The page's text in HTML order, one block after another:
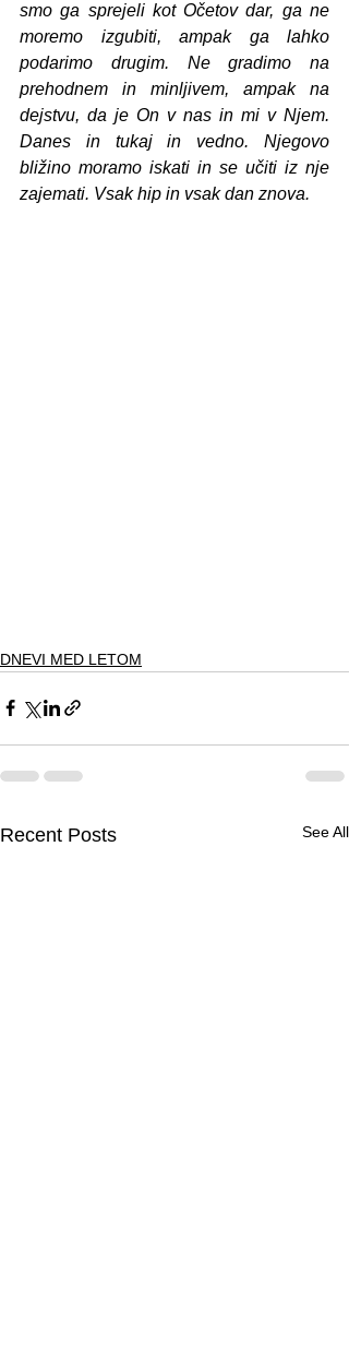
smo ga sprejeli kot Očetov dar, ga ne
moremo izgubiti, ampak ga lahko
podarimo drugim. Ne gradimo na
prehodnem in minljivem, ampak na
dejstvu, da je On v nas in mi v Njem.
Danes in tukaj in vedno. Njegovo
bližino moramo iskati in se učiti iz nje
zajemati. Vsak hip in vsak dan znova.
DNEVI MED LETOM
Recent Posts See All